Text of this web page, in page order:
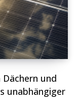
und
unabhängiger